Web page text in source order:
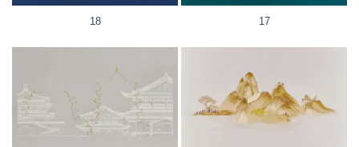
17
18